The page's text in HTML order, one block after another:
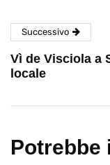
Successivo
Vì de Visciola a
locale
Potrebbe